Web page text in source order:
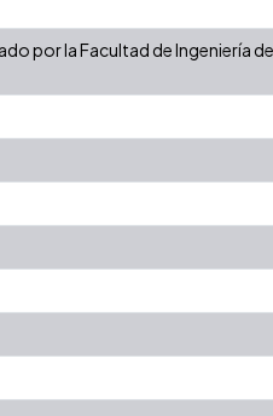
por la Facultad de Ingeniería